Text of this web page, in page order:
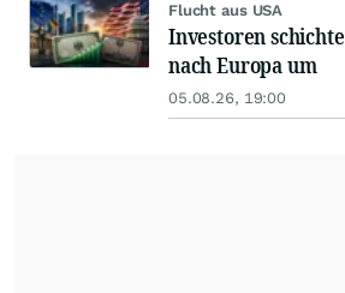
Flucht aus USA
Investoren
nach Europa um
05.08.26, 19:00